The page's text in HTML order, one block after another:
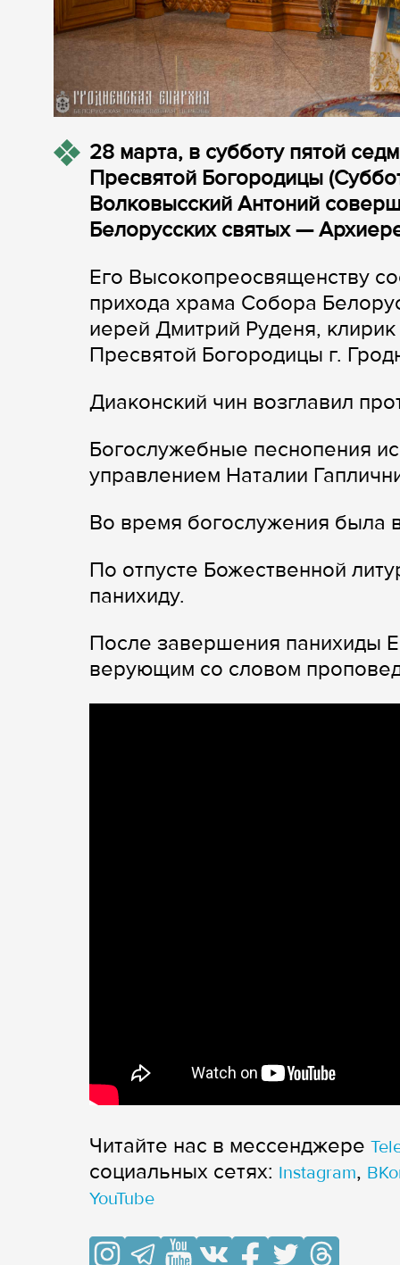
28 марта, в субботу пятой
Пресвятой Богородицы
Волковысский Антоний
Белорусских святых —
Его Высокопреосвященству
прихода храма Собора
иерей Дмитрий Руденя,
Пресвятой Богородицы г.
Диаконский чин возглавил
Богослужебные песнопения
управлением Наталии
Во время богослужения была
По отпусте Божественной
панихиду.
После завершения панихиды
верующим со словом
Читайте нас в мессенджере
cоциальных сетях: Instagram,
YouTube